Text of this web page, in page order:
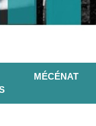
MÉCÉNAT